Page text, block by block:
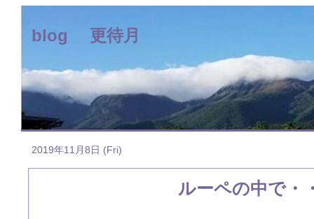
blog 更待月
2019年11月8日 (Fri)
ルーペの中で・